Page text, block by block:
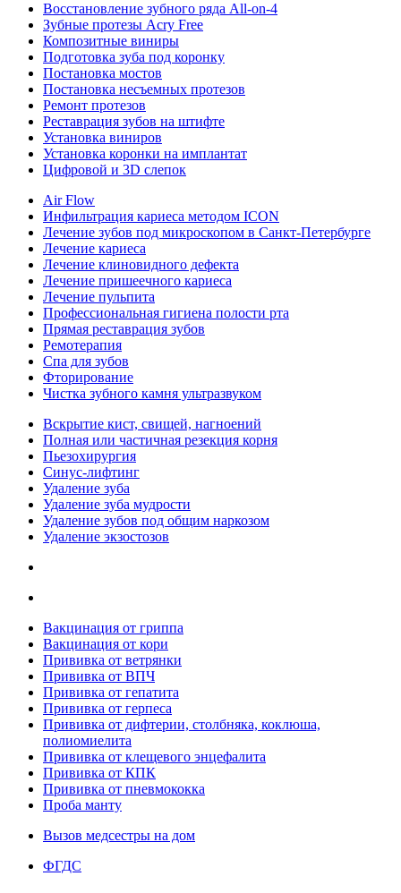
Восстановление зубного ряда All‑on‑4
Зубные протезы Acry Free
Композитные виниры
Подготовка зуба под коронку
Постановка мостов
Постановка несъемных протезов
Ремонт протезов
Реставрация зубов на штифте
Установка виниров
Установка коронки на имплантат
Цифровой и 3D слепок
Air Flow
Инфильтрация кариеса методом ICON
Лечение зубов под микроскопом в Санкт-Петербурге
Лечение кариеса
Лечение клиновидного дефекта
Лечение пришеечного кариеса
Лечение пульпита
Профессиональная гигиена полости рта
Прямая реставрация зубов
Ремотерапия
Спа для зубов
Фторирование
Чистка зубного камня ультразвуком
Вскрытие кист, свищей, нагноений
Полная или частичная резекция корня
Пьезохирургия
Синус-лифтинг
Удаление зуба
Удаление зуба мудрости
Удаление зубов под общим наркозом
Удаление экзостозов
Вакцинация от гриппа
Вакцинация от кори
Прививка от ветрянки
Прививка от ВПЧ
Прививка от гепатита
Прививка от герпеса
Прививка от дифтерии, столбняка, коклюша,
полиомиелита
Прививка от клещевого энцефалита
Прививка от КПК
Прививка от пневмококка
Проба манту
Вызов медсестры на дом
ФГДС